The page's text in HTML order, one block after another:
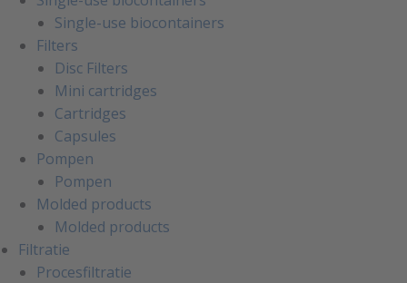
Single-use biocontainers
Filters
Disc Filters
Mini cartridges
Cartridges
Capsules
Pompen
Pompen
Molded products
Molded products
Filtratie
Procesfiltratie